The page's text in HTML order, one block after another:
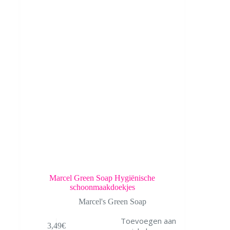
Marcel Green Soap Hygiënische
schoonmaakdoekjes
Marcel's Green Soap
3,49€
Toevoegen aan